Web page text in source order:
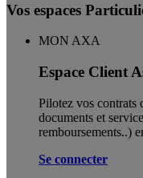
Vos espaces
MON AXA
Espace Client
Pilotez vos contrats
documents et
remboursements..)
Se connecter